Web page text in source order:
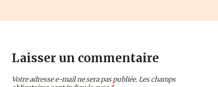
Laisser un commentaire
Votre adresse e-mail ne sera pas publiée.Les champs